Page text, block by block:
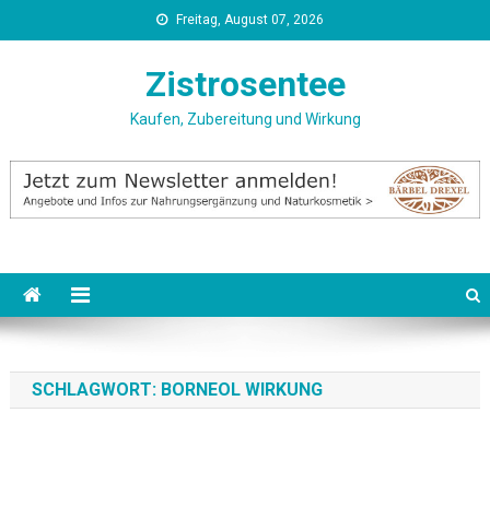
to
Freitag, August 07, 2026
Zistrosentee
Kaufen, Zubereitung und Wirkung
SCHLAGWORT: BORNEOL WIRKUNG